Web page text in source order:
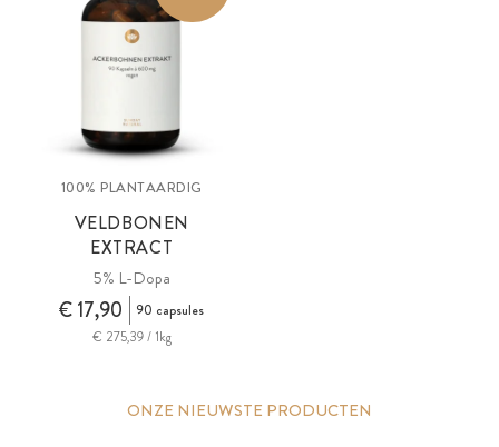
100% PLANTAARDIG
VELDBONEN
EXTRACT
5% L-Dopa
€ 17,90
90 capsules
€ 275,39 / 1kg
ONZE NIEUWSTE PRODUCTEN